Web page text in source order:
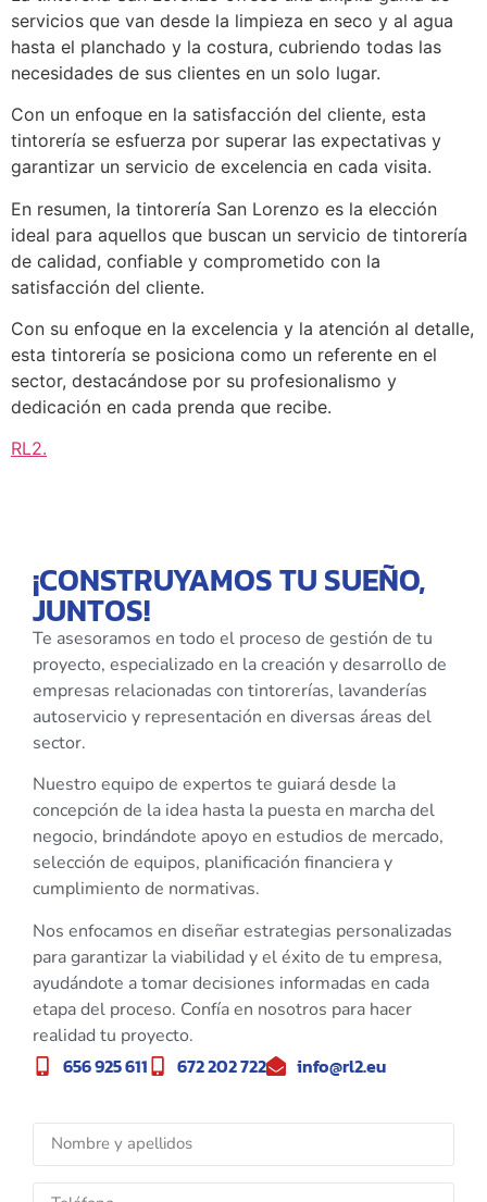
servicios que van desde la limpieza en seco y al agua
hasta el planchado y la costura, cubriendo todas las
necesidades de sus clientes en un solo lugar.
Con un enfoque en la satisfacción del cliente, esta
tintorería se esfuerza por superar las expectativas y
garantizar un servicio de excelencia en cada visita.
En resumen, la tintorería San Lorenzo es la elección
ideal para aquellos que buscan un servicio de tintorería
de calidad, confiable y comprometido con la
satisfacción del cliente.
Con su enfoque en la excelencia y la atención al detalle,
esta tintorería se posiciona como un referente en el
sector, destacándose por su profesionalismo y
dedicación en cada prenda que recibe.
RL2.
¡CONSTRUYAMOS TU SUEÑO,
JUNTOS!
Te asesoramos en todo el proceso de gestión de tu
proyecto, especializado en la creación y desarrollo de
empresas relacionadas con tintorerías, lavanderías
autoservicio y representación en diversas áreas del
sector.
Nuestro equipo de expertos te guiará desde la
concepción de la idea hasta la puesta en marcha del
negocio, brindándote apoyo en estudios de mercado,
selección de equipos, planificación financiera y
cumplimiento de normativas.
Nos enfocamos en diseñar estrategias personalizadas
para garantizar la viabilidad y el éxito de tu empresa,
ayudándote a tomar decisiones informadas en cada
etapa del proceso. Confía en nosotros para hacer
realidad tu proyecto.
656 925 611 672 202 722 info@rl2.eu